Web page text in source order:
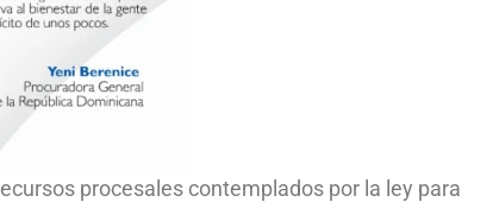
procesales contemplados por la ley para